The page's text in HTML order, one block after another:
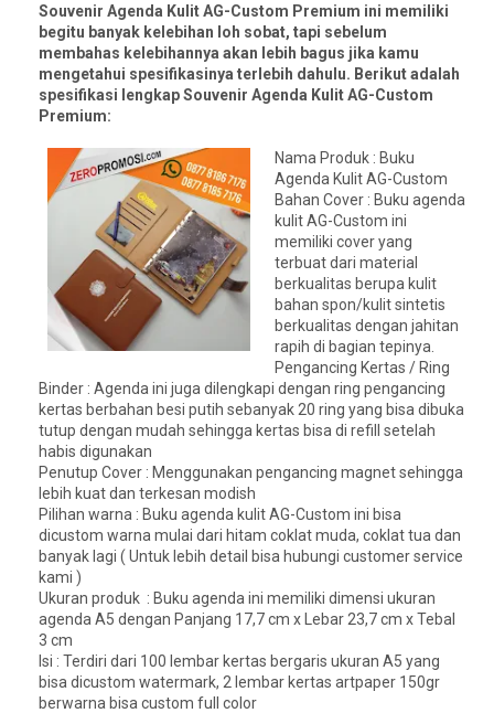
Souvenir Agenda Kulit AG-Custom Premium ini memiliki
begitu banyak kelebihan loh sobat, tapi sebelum
membahas kelebihannya akan lebih bagus jika kamu
mengetahui spesifikasinya terlebih dahulu. Berikut adalah
spesifikasi lengkap Souvenir Agenda Kulit AG-Custom
Premium:
Nama Produk : Buku
Agenda Kulit AG-Custom
Bahan Cover : Buku agenda
kulit AG-Custom ini
memiliki cover yang
terbuat dari material
berkualitas berupa kulit
bahan spon/kulit sintetis
berkualitas dengan jahitan
rapih di bagian tepinya.
Pengancing Kertas / Ring
Binder : Agenda ini juga dilengkapi dengan ring pengancing
kertas berbahan besi putih sebanyak 20 ring yang bisa dibuka
tutup dengan mudah sehingga kertas bisa di refill setelah
habis digunakan
Penutup Cover : Menggunakan pengancing magnet sehingga
lebih kuat dan terkesan modish
Pilihan warna : Buku agenda kulit AG-Custom ini bisa
dicustom warna mulai dari hitam coklat muda, coklat tua dan
banyak lagi ( Untuk lebih detail bisa hubungi customer service
kami )
Ukuran produk : Buku agenda ini memiliki dimensi ukuran
agenda A5 dengan Panjang 17,7 cm x Lebar 23,7 cm x Tebal
3 cm
Isi : Terdiri dari 100 lembar kertas bergaris ukuran A5 yang
bisa dicustom watermark, 2 lembar kertas artpaper 150gr
berwarna bisa custom full color